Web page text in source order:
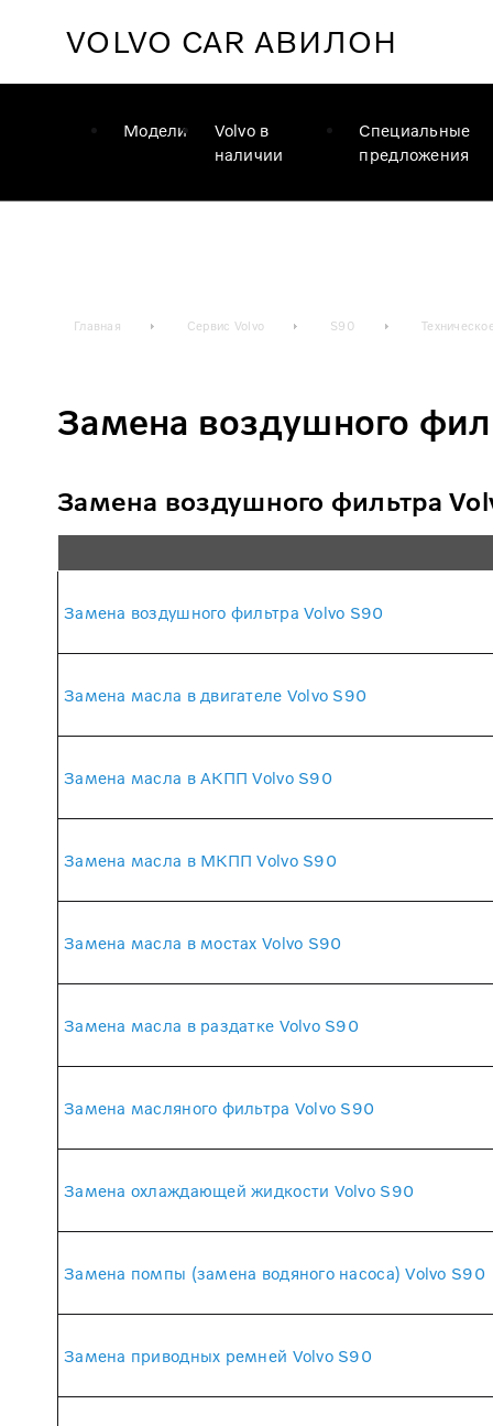
VOLVO CAR АВИЛОН
Модели
Volvo в
наличии
Специальные
предложения
Главная Сервис Volvo S90
Замена воздушного
Замена воздушного фильтра
Замена воздушного фильтра Volvo S90
Замена масла в двигателе Volvo S90
Замена масла в АКПП Volvo S90
Замена масла в МКПП Volvo S90
Замена масла в мостах Volvo S90
Замена масла в раздатке Volvo S90
Замена масляного фильтра Volvo S90
Замена охлаждающей жидкости Volvo S90
Замена помпы (замена водяного насоса) Volvo S90
Замена приводных ремней Volvo S90